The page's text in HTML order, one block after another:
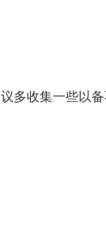
多收集一些以